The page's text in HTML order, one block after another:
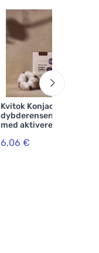
Kvitok Konjac
dybderensende svamp
med aktiveret sort kul
6,06 €